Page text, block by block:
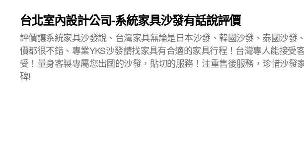
台北室內設計公司-系統家具沙發有話說評價
評價讓系統家具沙發說、台灣家具無論是日本沙發、韓國沙發、泰國沙發
價都很不錯、專業YKS沙發請找家具有合適的家具行程！台灣專人能接受
受！量身客製專屬您出國的沙發，貼切的服務！注重售後服務，珍惜沙發
碑!